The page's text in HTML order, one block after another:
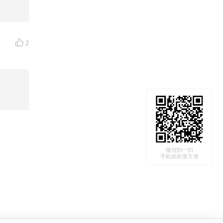
2
微信扫一扫
手机收听更方便